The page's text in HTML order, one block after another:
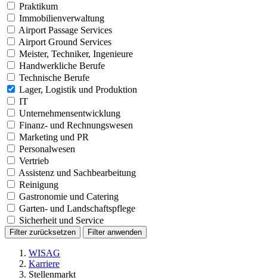
Praktikum
Immobilienverwaltung
Airport Passage Services
Airport Ground Services
Meister, Techniker, Ingenieure
Handwerkliche Berufe
Technische Berufe
Lager, Logistik und Produktion
IT
Unternehmensentwicklung
Finanz- und Rechnungswesen
Marketing und PR
Personalwesen
Vertrieb
Assistenz und Sachbearbeitung
Reinigung
Gastronomie und Catering
Garten- und Landschaftspflege
Sicherheit und Service
Filter zurücksetzen Filter anwenden
WISAG
Karriere
Stellenmarkt